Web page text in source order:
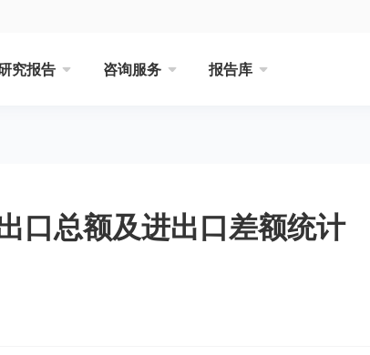
究报告 咨询服务 报告库
口总额及进出口差额统计